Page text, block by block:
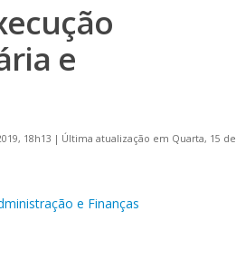
e
18h13 | Última atualização em Quarta, 15 de
e Finanças